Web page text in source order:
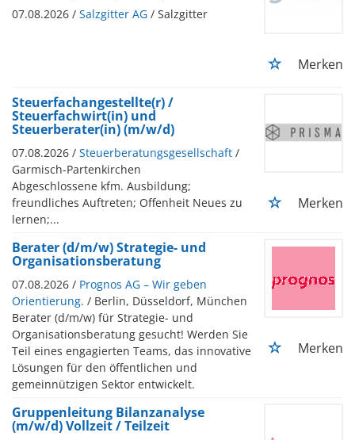
07.08.2026 / Salzgitter AG / Salzgitter
Merken
Steuerfachangestellte(r) /
Steuerfachwirt(in) und
Steuerberater(in) (m/w/d)
07.08.2026 / Steuerberatungsgesellschaft /
Garmisch-Partenkirchen
Abgeschlossene kfm. Ausbildung;
freundliches Auftreten; Offenheit Neues zu
lernen;...
Merken
Berater (d/m/w) Strategie- und
Organisationsberatung
07.08.2026 / Prognos AG – Wir geben
Orientierung. / Berlin, Düsseldorf, München
Berater (d/m/w) für Strategie- und
Organisationsberatung gesucht! Werden Sie
Teil eines engagierten Teams, das innovative
Lösungen für den öffentlichen und
gemeinnützigen Sektor entwickelt.
Merken
Gruppenleitung Bilanzanalyse
(m/w/d) Vollzeit / Teilzeit